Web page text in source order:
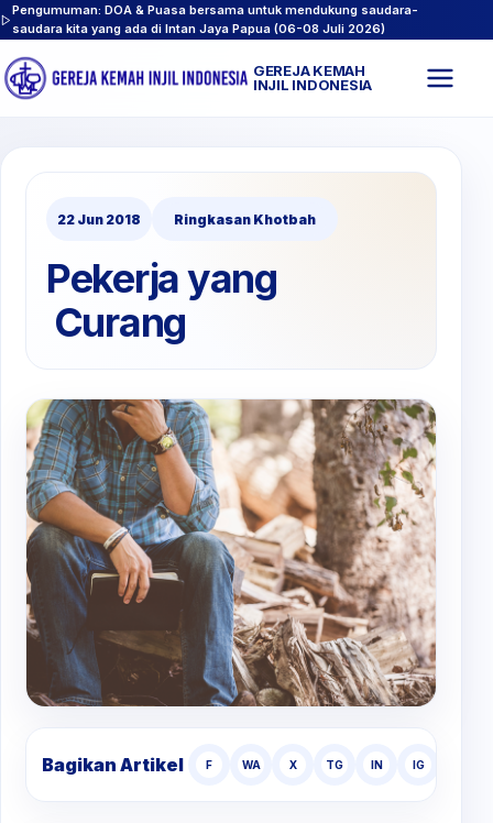
Pengumuman: DOA & Puasa bersama untuk mendukung saudara-
saudara kita yang ada di Intan Jaya Papua (06-08 Juli 2026)
GEREJA KEMAH
INJIL INDONESIA
22 Jun 2018 Ringkasan Khotbah
Pekerja yang
Curang
Bagikan Artikel F WA X TG IN IG